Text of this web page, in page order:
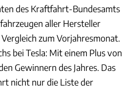
des Kraftfahrt-Bundesamts
aller Hersteller
zum Vorjahresmonat.
bei Tesla: Mit einem Plus von
Gewinnern des Jahres. Das
nicht nur die Liste der